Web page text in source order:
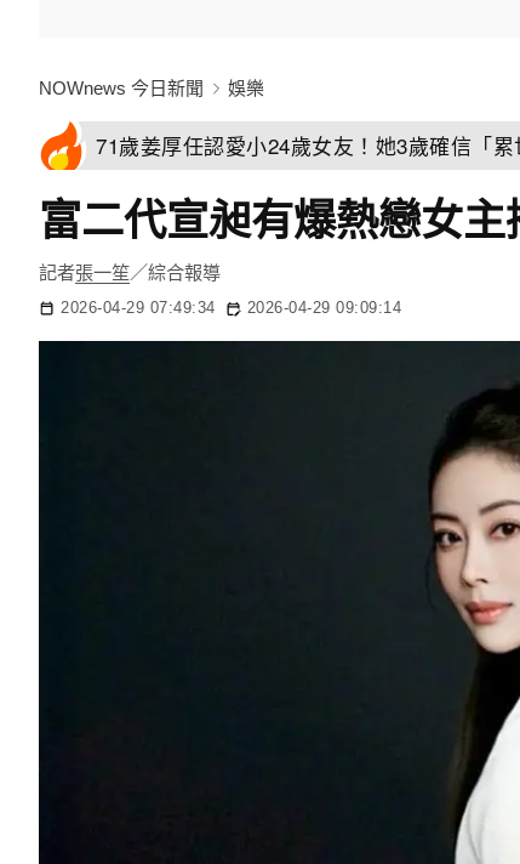
NOWnews 今日新聞 娛樂
71歲姜厚任認愛小24歲女友！她3歲確信「
富二代宣昶有爆熱戀女
記者張一笙／綜合報導
2026-04-29 07:49:34 2026-04-29 09:09:14